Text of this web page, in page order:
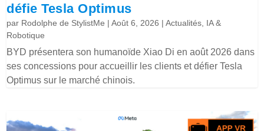
défie Tesla Optimus
par Rodolphe de StylistMe |Août 6, 2026 |Actualités IA &
Robotique
BYD présentera son humanoïde Xiao Di en août 2026 dans
ses concessions pour accueillir les clients et défier Tesla
Optimus sur le marché chinois.